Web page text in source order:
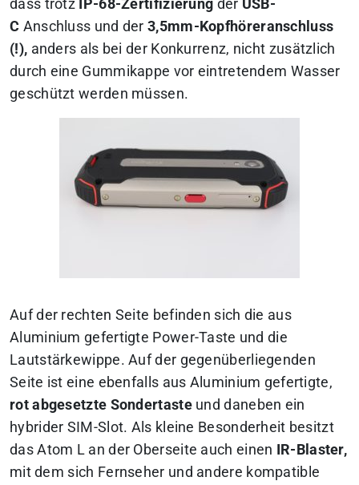
dass trotz IP-68-Zertifizierung der USB-
C Anschluss und der3,5mm-Kopfhöreranschluss
(!), anders als bei der Konkurrenz, nicht zusätzlich
durch eine Gummikappe vor eintretendem Wasser
geschützt werden müssen.
Auf der rechten Seite befinden sich die aus
Aluminium gefertigte Power-Taste und die
Lautstärkewippe. Auf der gegenüberliegenden
Seite ist eine ebenfalls aus Aluminium gefertigte,
rot abgesetzte Sondertasteund daneben ein
hybrider SIM-Slot. Als kleine Besonderheit besitzt
das Atom L an der Oberseite auch einen IR-Blaster,
mit dem sich Fernseher und andere kompatible